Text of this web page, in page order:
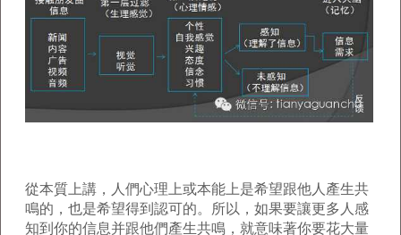
從本質上講，人們心理上或本能上是希望跟他人產生共
鳴的，也是希望得到認可的。所以，如果要讓更多人感
知到你的信息并跟他們產生共鳴，就意味著你要花大量